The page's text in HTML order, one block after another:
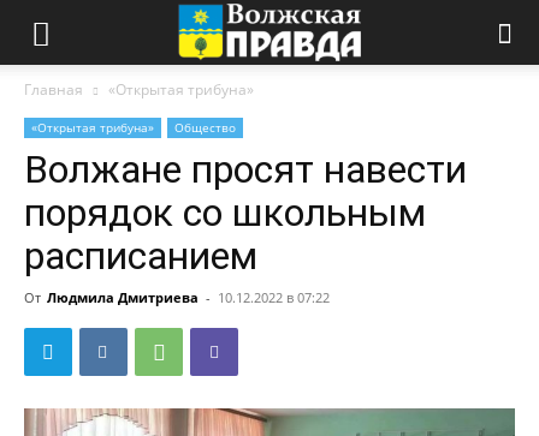
Главная «Открытая трибуна»
«Открытая трибуна» Общество
Волжане просят навести
порядок со школьным
расписанием
От Людмила Дмитриева - 10.12.2022 в 07:22